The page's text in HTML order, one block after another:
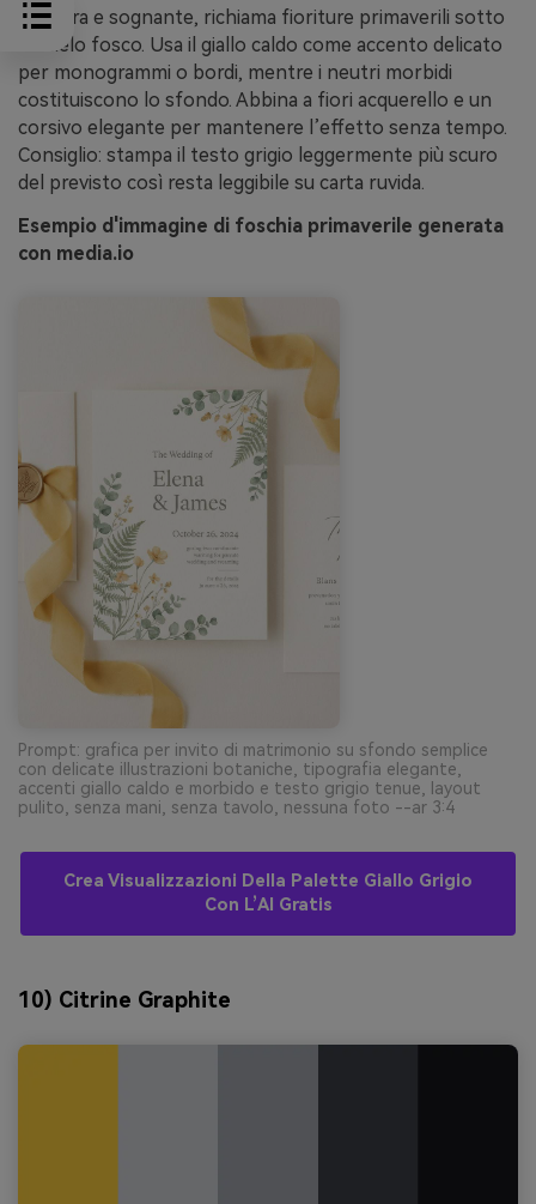
Leggera e sognante, richiama fioriture primaverili sotto
un cielo fosco. Usa il giallo caldo come accento delicato
per monogrammi o bordi, mentre i neutri morbidi
costituiscono lo sfondo. Abbina a fiori acquerello e un
corsivo elegante per mantenere l’effetto senza tempo.
Consiglio: stampa il testo grigio leggermente più scuro
del previsto così resta leggibile su carta ruvida.
Esempio d'immagine di foschia primaverile generata
con media.io
Prompt: grafica per invito di matrimonio su sfondo semplice
con delicate illustrazioni botaniche, tipografia elegante,
accenti giallo caldo e morbido e testo grigio tenue, layout
pulito, senza mani, senza tavolo, nessuna foto --ar 3:4
Crea Visualizzazioni Della Palette Giallo Grigio
Con L’AI Gratis
10) Citrine Graphite